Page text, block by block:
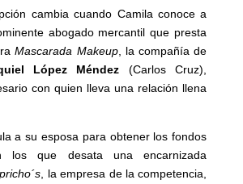
cambia cuando Camila conoce a
abogado mercantil que presta
Mascarada Makeup, la compañía de
López Méndez (Carlos Cruz),
con quien lleva una relación llena
a su esposa para obtener los fondos
los que desata una encarnizada
, la empresa de la competencia,